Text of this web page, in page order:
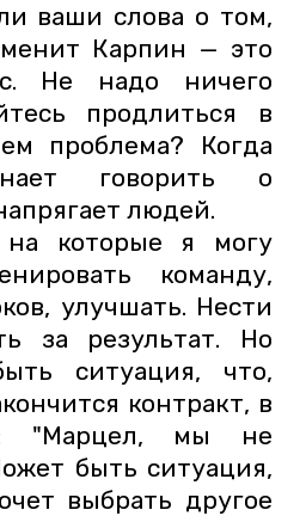
ваши слова о том,
Карпин — это
Не надо ничего
продлиться в
проблема? Когда
говорить о
людей.
которые я могу
команду,
улучшать. Нести
за результат. Но
ситуация, что,
контракт, в
"Марцел, мы не
быть ситуация,
выбрать другое